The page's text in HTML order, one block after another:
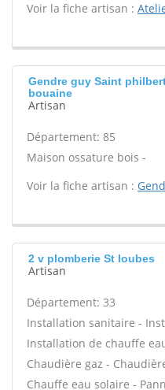
Voir la fiche artisan :
Gendre guy Saint
bouaine
Artisan
Département: 85
Maison ossature bois -
Voir la fiche artisan :
2 v plomberie St loubes
Artisan
Département: 33
Installation sanitaire -
Installation de chauffe
Chaudière gaz -
Chauffe eau solaire -